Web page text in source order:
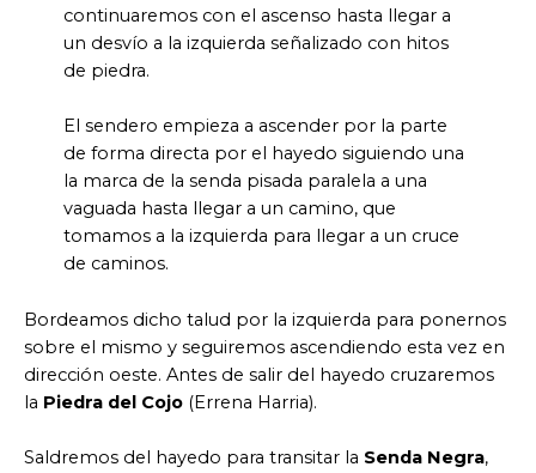
continuaremos con el ascenso hasta llegar a
un desvío a la izquierda señalizado con hitos
de piedra.
El sendero empieza a ascender por la parte
de forma directa por el hayedo siguiendo una
la marca de la senda pisada paralela a una
vaguada hasta llegar a un camino, que
tomamos a la izquierda para llegar a un cruce
de caminos.
Bordeamos dicho talud por la izquierda para ponernos
sobre el mismo y seguiremos ascendiendo esta vez en
dirección oeste. Antes de salir del hayedo cruzaremos
la Piedra del Cojo (Errena Harria).
Saldremos del hayedo para transitar la Senda Negra,